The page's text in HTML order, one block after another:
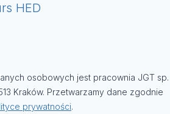
HED
osobowych jest pracownia JGT sp.
Kraków. Przetwarzamy dane zgodnie
prywatności.